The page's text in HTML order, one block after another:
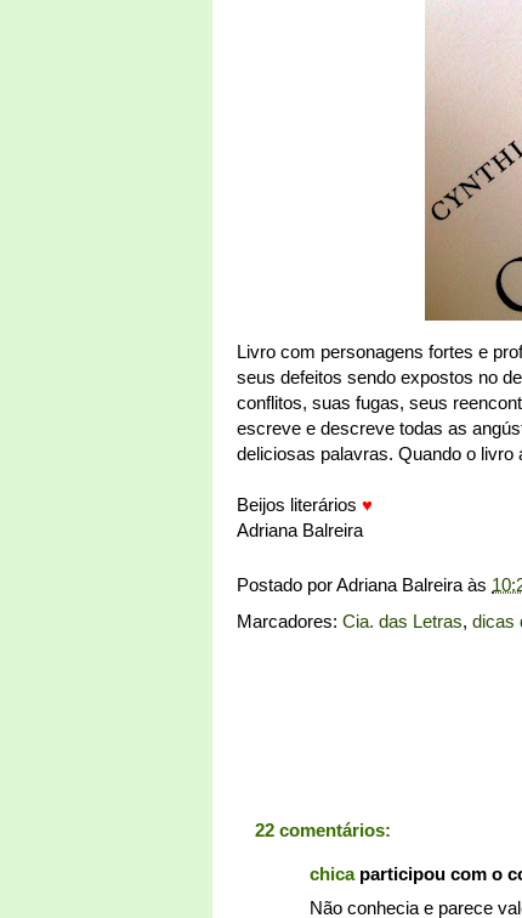
Livro com personagens fortes e
seus defeitos sendo expostos no
conflitos, suas fugas, seus
escreve e descreve todas as
deliciosas palavras. Quando o
Beijos literários ♥
Adriana Balreira
Postado porAdriana Balreira às
Marcadores: Cia. das Letras, dicas
22 comentários:
chicaparticipou com o
Não conhecia e parece